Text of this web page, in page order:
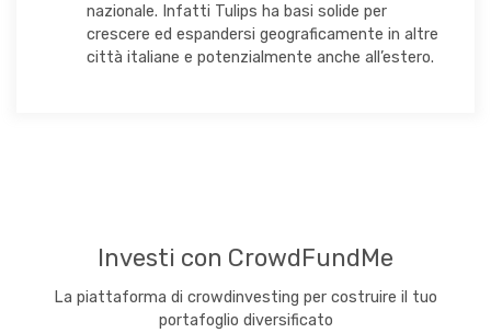
nazionale. Infatti Tulips ha basi solide per
crescere ed espandersi geograficamente in altre
città italiane e potenzialmente anche all’estero.
Investi con CrowdFundMe
La piattaforma di crowdinvesting per costruire il tuo
portafoglio diversificato